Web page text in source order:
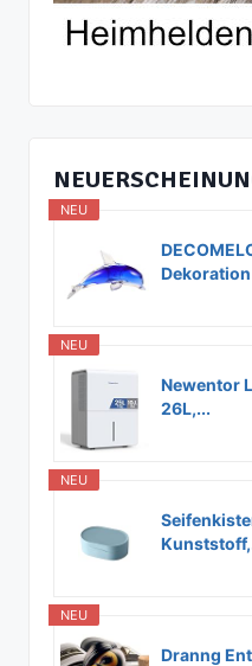
NEU
Dekoration
NEU
Newentor
26L,...
NEU
NEU
Dranng